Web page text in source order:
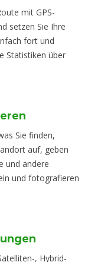
mit GPS-
setzen Sie Ihre
fort und
Statistiken über
Sie finden,
auf, geben
und andere
und fotografieren
, Hybrid-